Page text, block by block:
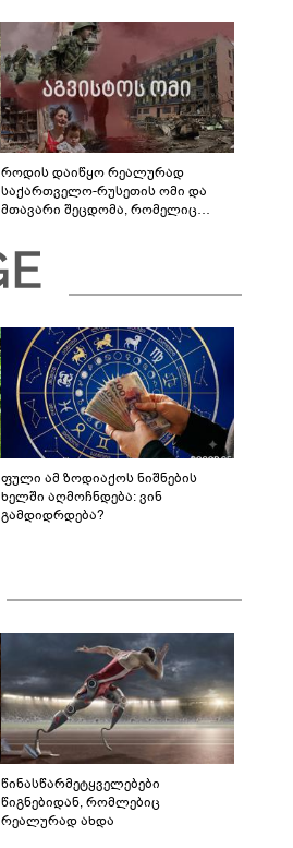
როდის დაიწყო რეალურად
საქართველო-რუსეთის ომი და
მთავარი შეცდომა, რომელიც
ფული ამ ზოდიაქოს ნიშნების
ხელში აღმოჩნდება: ვინ
გამდიდრდება?
წინასწარმეტყველებები
წიგნებიდან, რომლებიც
რეალურად ახდა